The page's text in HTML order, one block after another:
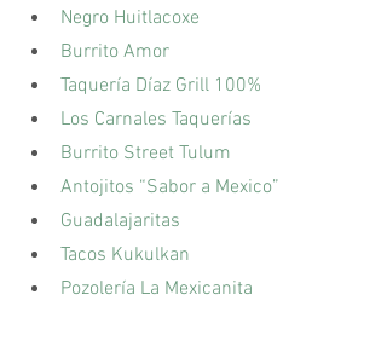
Negro Huitlacoxe
Burrito Amor
Taquería Díaz Grill 100%
Los Carnales Taquerías
Burrito Street Tulum
Antojitos “Sabor a Mexico”
Guadalajaritas
Tacos Kukulkan
Pozolería La Mexicanita